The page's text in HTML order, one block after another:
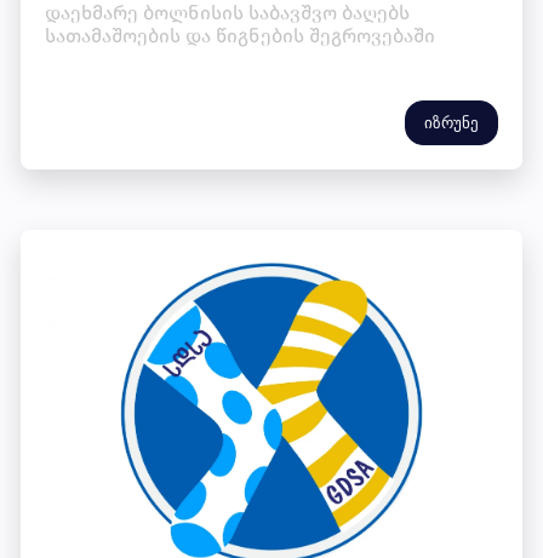
დაეხმარე ბოლნისის საბავშვო ბაღებს
სათამაშოების და წიგნების შეგროვებაში
იზრუნე